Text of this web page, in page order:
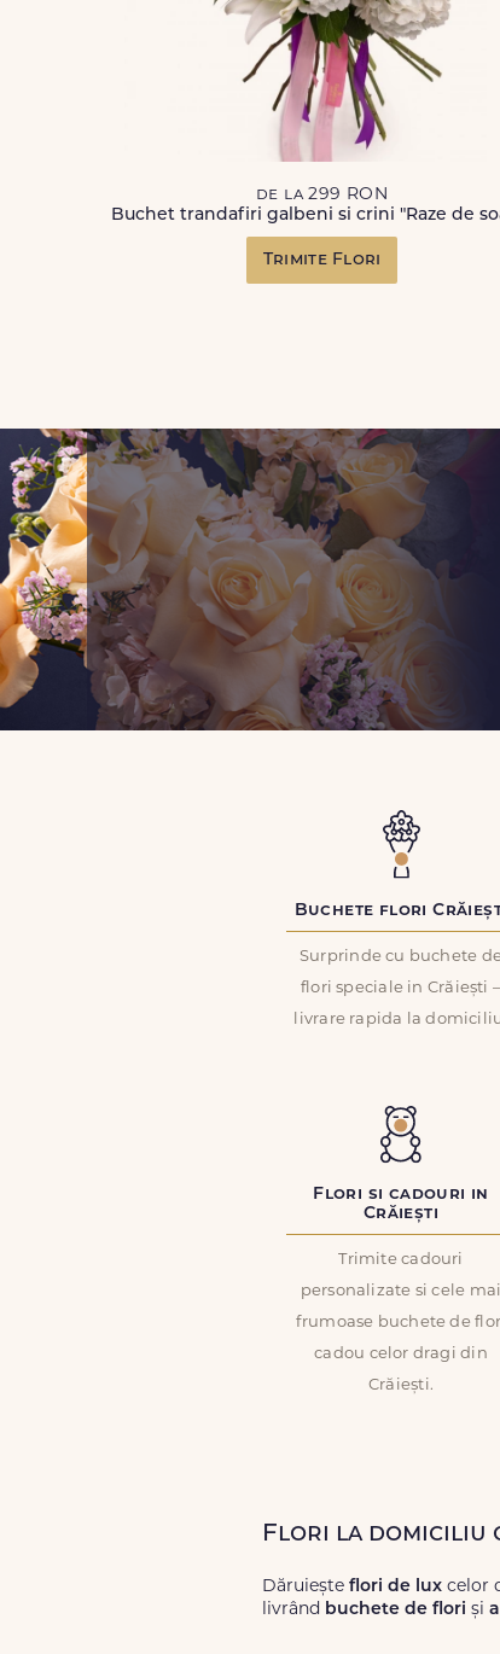
de la 299 RON
Buchet trandafiri galbeni si crini "Raze de
Trimite Flori
Buchete flori
Surprinde cu buchete de
flori speciale in Crăiești –
livrare rapida la
Flori si cadouri in
Crăiești
Trimite cadouri
personalizate si cele mai
frumoase buchete de
cadou celor dragi din
Crăiești.
Flori la domiciliu
Dăruiește flori de lux celor
livrând buchete de flori și